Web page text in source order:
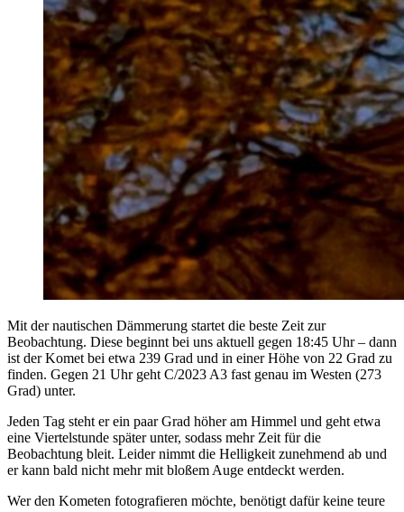
Mit der nautischen Dämmerung startet die beste Zeit zur
Beobachtung. Diese beginnt bei uns aktuell gegen 18:45 Uhr – dann
ist der Komet bei etwa 239 Grad und in einer Höhe von 22 Grad zu
finden. Gegen 21 Uhr geht C/2023 A3 fast genau im Westen (273
Grad) unter.
Jeden Tag steht er ein paar Grad höher am Himmel und geht etwa
eine Viertelstunde später unter, sodass mehr Zeit für die
Beobachtung bleit. Leider nimmt die Helligkeit zunehmend ab und
er kann bald nicht mehr mit bloßem Auge entdeckt werden.
Wer den Kometen fotografieren möchte, benötigt dafür keine teure